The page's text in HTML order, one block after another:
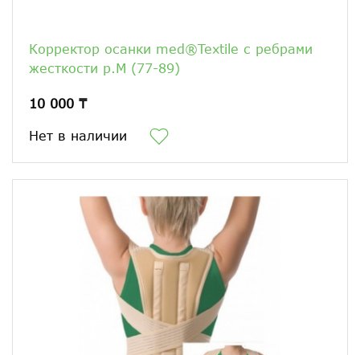
Корректор осанки med®Textile с ребрами
жесткости р.М (77-89)
10 000 ₸
Нет в наличии